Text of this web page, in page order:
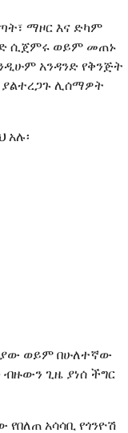
ማዞር እና ድካም
ሲጀምሩ ወይም መጠኑ
አንዳንድ የቅንጅት
ሊሰማዎት
አሉ፡
ወይም በሁለተኛው
ጊዜ ያነሰ ችግር
አሳሳቢ የጎንዮሽ